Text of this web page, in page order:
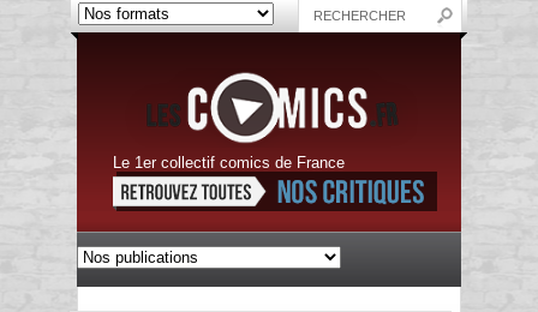
Le 1er collectif comics de France